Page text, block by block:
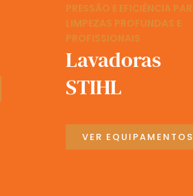
PRESSÃO E EFICIÊNCIA
LIMPEZAS PROFUNDAS E
PROFISSIONAIS
Lavadoras
STIHL
VER EQUIPAMENTOS